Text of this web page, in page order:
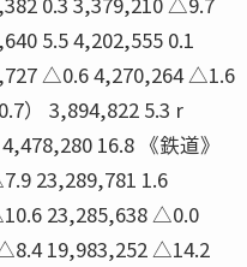
5.5 4,202,555 0.1
△0.6 4,270,264 △1.6
） 3,894,822 5.3 r
16.8 《鉄道》
23,289,781 1.6
23,285,638 △0.0
19,983,252 △14.2